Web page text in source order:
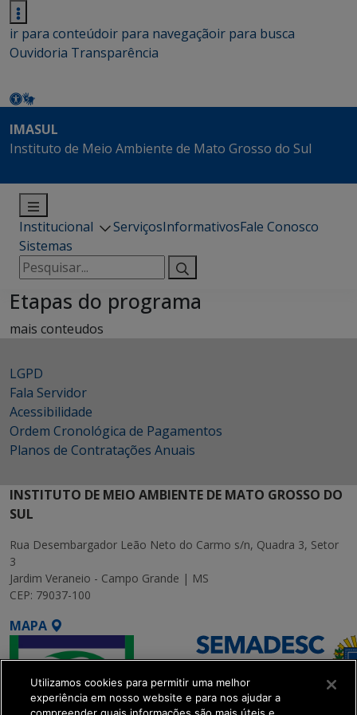
ir para conteúdoir para navegaçãoir para busca
Ouvidoria Transparência
IMASUL
Instituto de Meio Ambiente de Mato Grosso do Sul
Institucional ServiçosInformativosFale Conosco
Sistemas
Pesquisar
por:
Etapas do programa
mais conteudos
LGPD
Fala Servidor
Acessibilidade
Ordem Cronológica de Pagamentos
Planos de Contratações Anuais
INSTITUTO DE MEIO AMBIENTE DE MATO GROSSO DO
SUL
Rua Desembargador Leão Neto do Carmo s/n, Quadra 3, Setor
3
Jardim Veraneio - Campo Grande | MS
CEP: 79037-100
MAPA
Utilizamos cookies para permitir uma melhor
experiência em nosso website e para nos ajudar a